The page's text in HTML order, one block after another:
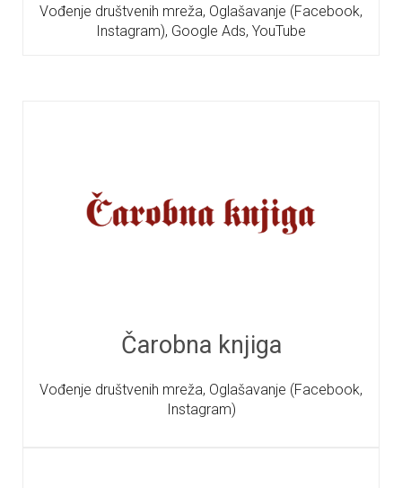
Vođenje društvenih mreža, Oglašavanje (Facebook,
Instagram), Google Ads, YouTube
Čarobna knjiga
Vođenje društvenih mreža, Oglašavanje (Facebook,
Instagram)